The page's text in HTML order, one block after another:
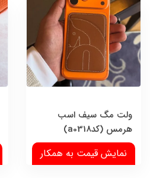
ولت مگ سیف اسب
هرمس (کدa0318)
نمایش قیمت به همکار